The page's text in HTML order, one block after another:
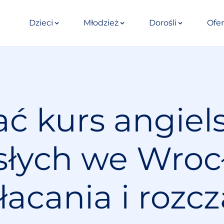
Dzieci Młodzież Dorośli
kurs
we
i